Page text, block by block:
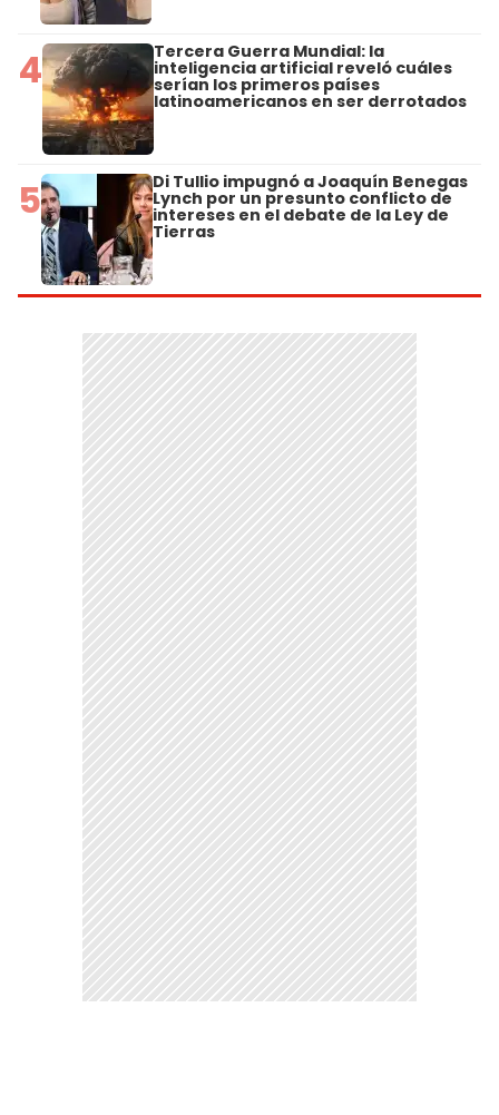
4 Tercera Guerra Mundial: la
inteligencia artificial reveló cuáles
serían los primeros países
latinoamericanos en ser derrotados
5 Di Tullio impugnó a Joaquín Benegas
Lynch por un presunto conflicto de
intereses en el debate de la Ley de
Tierras